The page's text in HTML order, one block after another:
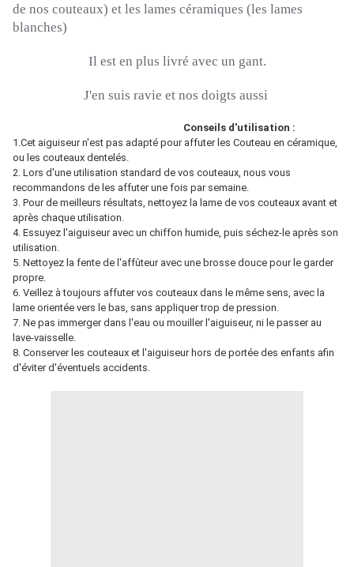
de nos couteaux) et les lames céramiques (les lames
blanches)
Il est en plus livré avec un gant.
J'en suis ravie et nos doigts aussi
Conseils d'utilisation :
1.Cet aiguiseur n'est pas adapté pour affuter les Couteau en céramique,
ou les couteaux dentelés.
2. Lors d'une utilisation standard de vos couteaux, nous vous
recommandons de les affuter une fois par semaine.
3. Pour de meilleurs résultats, nettoyez la lame de vos couteaux avant et
après chaque utilisation.
4. Essuyez l'aiguiseur avec un chiffon humide, puis séchez-le après son
utilisation.
5. Nettoyez la fente de l'affûteur avec une brosse douce pour le garder
propre.
6. Veillez à toujours affuter vos couteaux dans le même sens, avec la
lame orientée vers le bas, sans appliquer trop de pression.
7. Ne pas immerger dans l'eau ou mouiller l'aiguiseur, ni le passer au
lave-vaisselle.
8. Conserver les couteaux et l'aiguiseur hors de portée des enfants afin
d'éviter d'éventuels accidents.